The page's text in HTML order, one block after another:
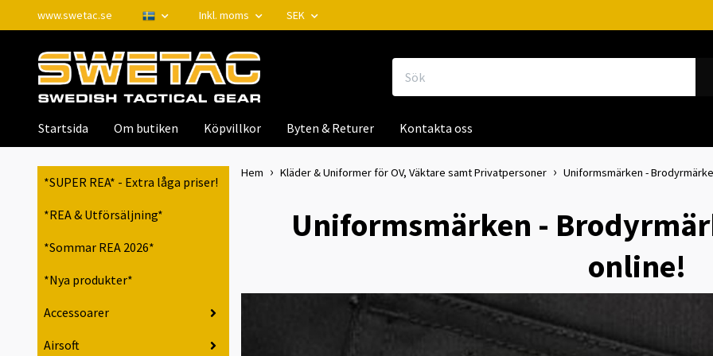
www.swetac.se Inkl. moms SEK
Startsida Om butiken Köpvillkor Byten & Returer Kontakta oss
*SUPER REA* - Extra låga priser!
*REA & Utförsäljning*
*Sommar REA 2026*
*Nya produkter*
Accessoarer
Airsoft
Hem Kläder & Uniformer för OV, Väktare samt Privatpersoner Uniformsmärken -
Uniformsmärken -
online!